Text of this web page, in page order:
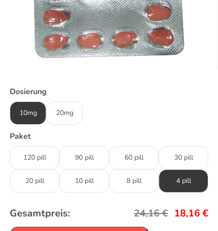
Dosierung
10mg 20mg
Paket
120 pill 90 pill 60 pill 30 pill
20 pill 10 pill 8 pill 4 pill
Gesamtpreis: 24,16€ 18,16€